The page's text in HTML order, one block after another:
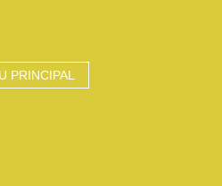
PRINCIPAL